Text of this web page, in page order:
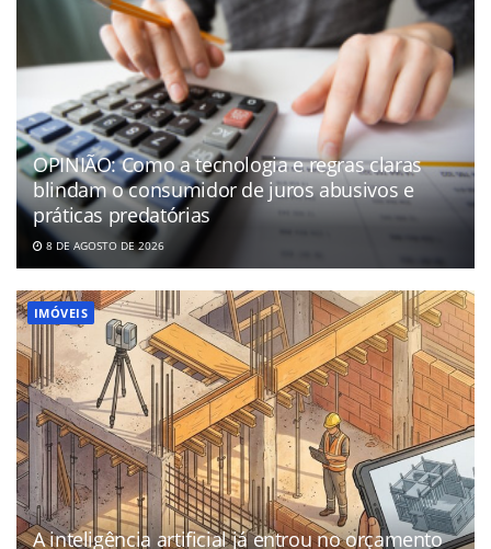
OPINIÃO: Como a tecnologia e regras claras
blindam o consumidor de juros abusivos e
práticas predatórias
8 DE AGOSTO DE 2026
IMÓVEIS
A inteligência artificial já entrou no orçamento